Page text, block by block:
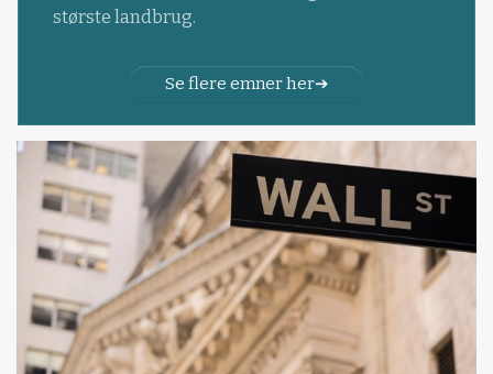
største landbrug.
Se flere emner her